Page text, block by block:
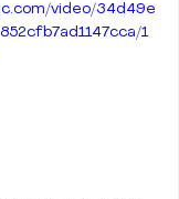
video/34d49e
1